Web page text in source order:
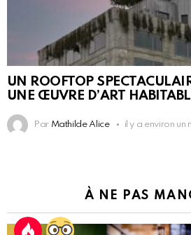
UN ROOFTOP
UNE ŒUVRE D’ART
Par Mathilde Alice il y a environ un
À NE PAS